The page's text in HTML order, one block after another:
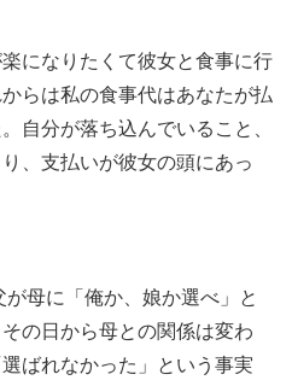
になりたくて彼女と食事に行
らは私の食事代はあなたが払
自分が落ち込んでいること、
、支払いが彼女の頭にあっ
母に「俺か、娘か選べ」と
の日から母との関係は変わ
ばれなかった」という事実